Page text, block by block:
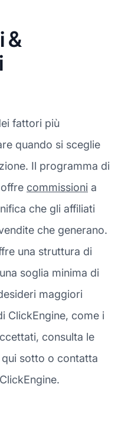
&
fattori più
quando si sceglie
Il programma di
commissioni a
che gli affiliati
che generano.
una struttura di
soglia minima di
maggiori
ClickEngine, come i
consulta le
sotto o contatta